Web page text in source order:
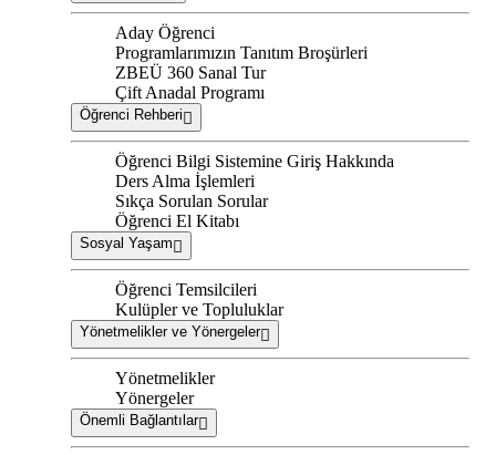
Aday Öğrenci
Programlarımızın Tanıtım Broşürleri
ZBEÜ 360 Sanal Tur
Çift Anadal Programı
Öğrenci Rehberi
Öğrenci Bilgi Sistemine Giriş Hakkında
Ders Alma İşlemleri
Sıkça Sorulan Sorular
Öğrenci El Kitabı
Sosyal Yaşam
Öğrenci Temsilcileri
Kulüpler ve Topluluklar
Yönetmelikler ve Yönergeler
Yönetmelikler
Yönergeler
Önemli Bağlantılar